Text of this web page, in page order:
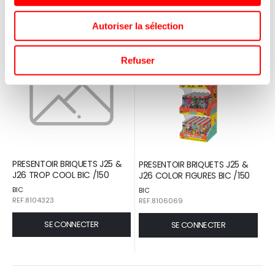
Autoriser la sélection
Refuser
PRESENTOIR BRIQUETS J25 &
J26 TROP COOL BIC /150
BIC
REF.8104323
SE CONNECTER
PRESENTOIR BRIQUETS J25 &
J26 COLOR FIGURES BIC /150
BIC
REF.8106069
SE CONNECTER